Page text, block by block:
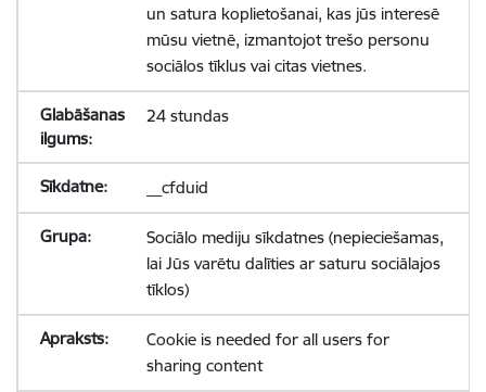
un satura koplietošanai, kas jūs interesē
mūsu vietnē, izmantojot trešo personu
sociālos tīklus vai citas vietnes.
24 stundas
__cfduid
Sociālo mediju sīkdatnes (nepieciešamas,
lai Jūs varētu dalīties ar saturu sociālajos
tīklos)
Cookie is needed for all users for
sharing content